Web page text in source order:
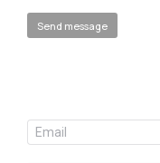
Send message